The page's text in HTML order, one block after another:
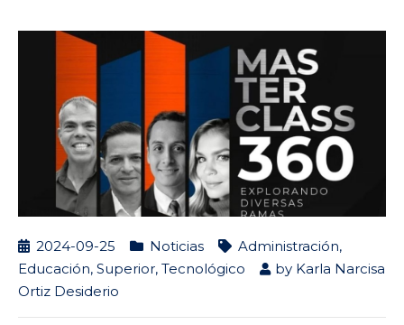
2024-09-25 Noticias Administración,
Educación, Superior, Tecnológico by Karla Narcisa
Ortiz Desiderio